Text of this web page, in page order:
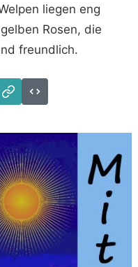
liegen eng
Rosen, die
freundlich.
Download
Link
Code